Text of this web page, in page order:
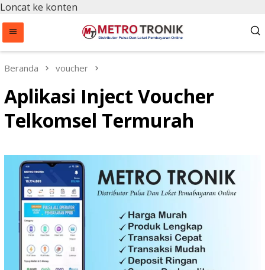
Loncat ke konten
Beranda voucher
Aplikasi Inject Voucher
Telkomsel Termurah